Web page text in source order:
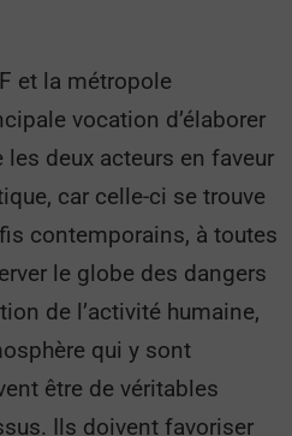
et la métropole
vocation d’élaborer
deux acteurs en faveur
car celle-ci se trouve
contemporains, à toutes
le globe des dangers
de l’activité humaine,
qui y sont
être de véritables
Ils doivent favoriser